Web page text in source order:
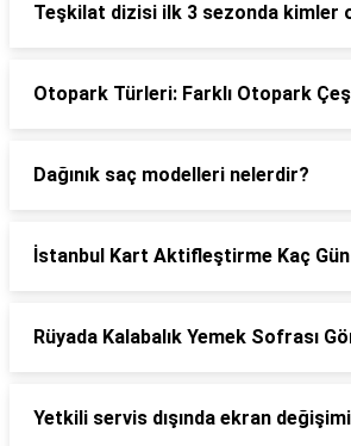
Teşkilat dizisi ilk 3 sezonda kimler
Otopark Türleri: Farklı Otopark
Dağınık saç modelleri nelerdir?
İstanbul Kart Aktifleştirme Kaç
Rüyada Kalabalık Yemek Sofrası
Yetkili servis dışında ekran